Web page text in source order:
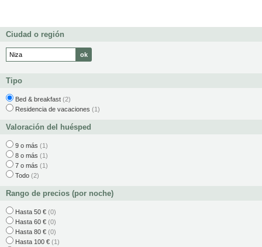
Ciudad o región
Tipo
Bed & breakfast (2)
Residencia de vacaciones (1)
Valoración del huésped
9 o más (1)
8 o más (1)
7 o más (1)
Todo (2)
Rango de precios (por noche)
Hasta 50 € (0)
Hasta 60 € (0)
Hasta 80 € (0)
Hasta 100 € (1)